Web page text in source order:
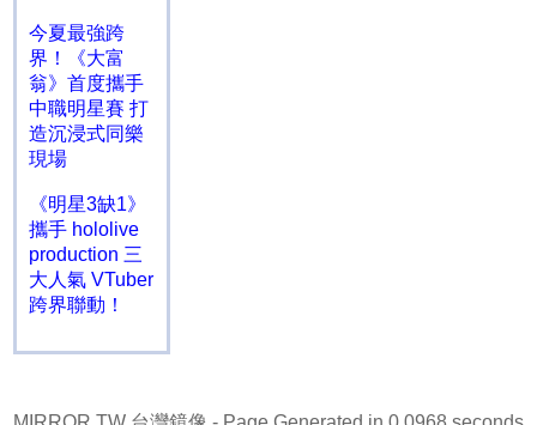
今夏最強跨
界！《大富
翁》首度攜手
中職明星賽 打
造沉浸式同樂
現場
《明星3缺1》
攜手 hololive
production 三
大人氣 VTuber
跨界聯動！